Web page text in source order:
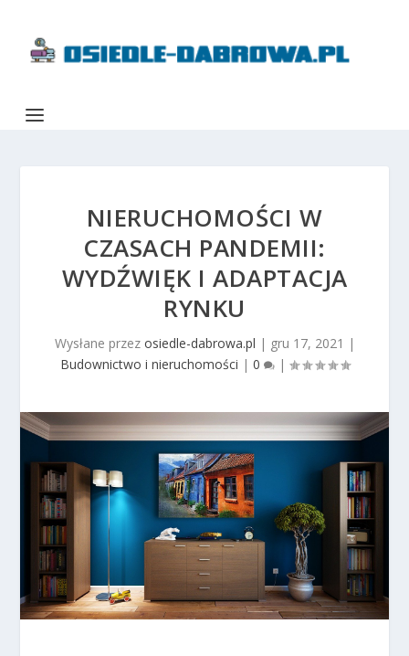
NIERUCHOMOŚCI W
CZASACH PANDEMII:
WYDŹWIĘK I ADAPTACJA
RYNKU
Wysłane przez osiedle-dabrowa.pl | gru 17, 2021 |
Budownictwo i nieruchomości | 0 |